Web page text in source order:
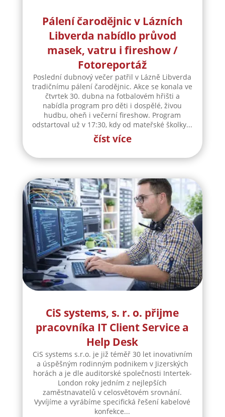
Pálení čarodějnic v Lázních
Libverda nabídlo průvod
masek, vatru i fireshow /
Fotoreportáž
Poslední dubnový večer patřil v Lázně Libverda
tradičnímu pálení čarodějnic. Akce se konala ve
čtvrtek 30. dubna na fotbalovém hřišti a
nabídla program pro děti i dospělé, živou
hudbu, oheň i večerní fireshow. Program
odstartoval už v 17:30, kdy od mateřské školky...
číst více
CiS systems, s. r. o. přijme
pracovníka IT Client Service a
Help Desk
CiS systems s.r.o. je již téměř 30 let inovativním
a úspěšným rodinným podnikem v Jizerských
horách a je dle auditorské společnosti Intertek-
London roky jedním z nejlepších
zaměstnavatelů v celosvětovém srovnání.
Vyvíjíme a vyrábíme specifická řešení kabelové
konfekce...